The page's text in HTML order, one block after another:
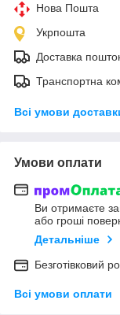
Нова Пошта
Укрпошта
Доставка
Транспортна
Всі умови
Умови оплати
Ви отримаєте
або гроші
Детальніше
Безготівковий
Всі умови оплати